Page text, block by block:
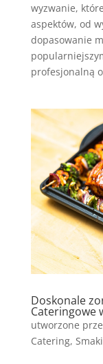
wyzwanie,
aspektów, od
dopasowanie
profesjonalną
Doskonale
Cateringowe
utworzone
Catering, Smaki